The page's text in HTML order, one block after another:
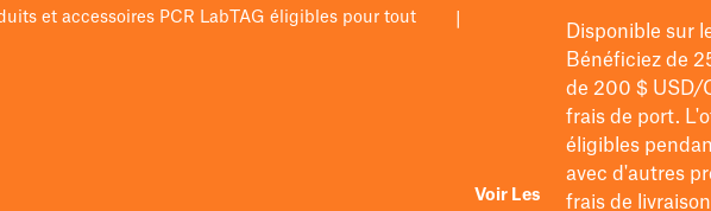
et accessoires PCR LabTAG éligibles pour tout
Voir Les
Disponible sur
Bénéficiez de
de 200 $USD/
frais de port.
éligibles
avec d'autres
frais de